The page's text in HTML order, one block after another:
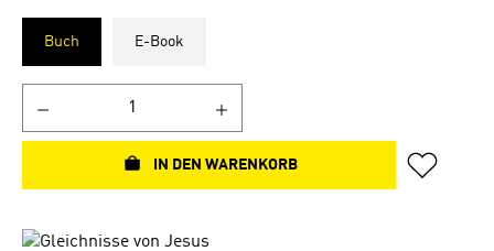
Buch E-Book
IN DEN WARENKORB
Bildergalerie überspringen